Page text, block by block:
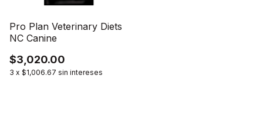
Pro Plan Veterinary Diets
NC Canine
$3,020.00
3 x $1,006.67 sin intereses